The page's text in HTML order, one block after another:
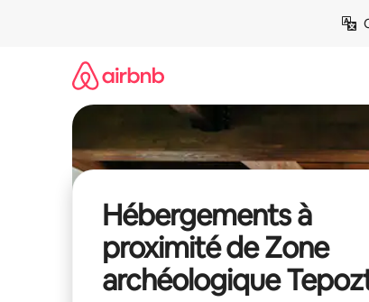
Hébergements à
proximité de Zone
archéologique